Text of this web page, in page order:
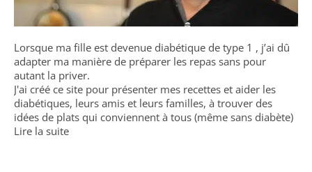
Lorsque ma fille est devenue diabétique de type 1 , j’ai dû
adapter ma manière de préparer les repas sans pour
autant la priver.
J'ai créé ce site pour présenter mes recettes et aider les
diabétiques, leurs amis et leurs familles, à trouver des
idées de plats qui conviennent à tous (même sans diabète)
Lire la suite